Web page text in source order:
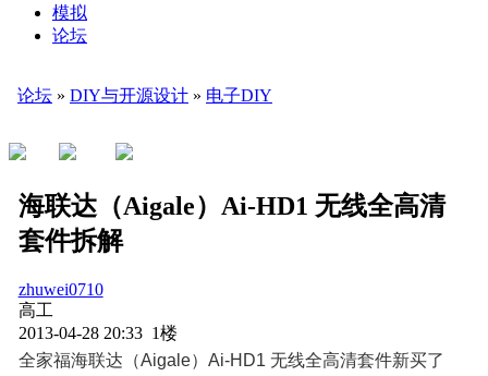
模拟
论坛
论坛 » DIY与开源设计 » 电子DIY
海联达（Aigale）Ai-HD1 无线全高清
套件拆解
zhuwei0710
高工
2013-04-28 20:33 1楼
全家福海联达（Aigale）Ai-HD1 无线全高清套件新买了